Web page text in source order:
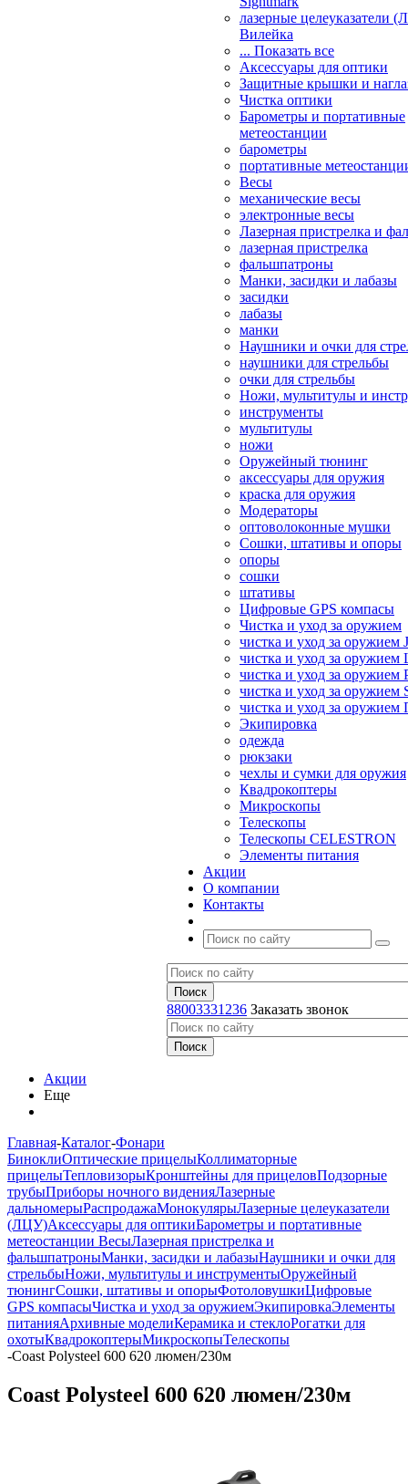
лазерные целеуказатели
Вилейка
... Показать все
Аксессуары для оптики
Защитные крышки и
Чистка оптики
Барометры и портативные
метеостанции
барометры
портативные
Весы
механические весы
электронные весы
Лазерная пристрелка и
лазерная пристрелка
фальшпатроны
Манки, засидки и лабазы
засидки
лабазы
манки
Наушники и очки для
наушники для стрельбы
очки для стрельбы
Ножи, мультитулы и
инструменты
мультитулы
ножи
Оружейный тюнинг
аксессуары для оружия
краска для оружия
Модераторы
оптоволоконные мушки
Сошки, штативы и опоры
опоры
сошки
штативы
Цифровые GPS компасы
Чистка и уход за оружием
чистка и уход за оружием
чистка и уход за оружием
чистка и уход за оружием
чистка и уход за оружием
чистка и уход за
Экипировка
одежда
рюкзаки
чехлы и сумки для оружия
Квадрокоптеры
Микроскопы
Телескопы
Телескопы CELESTRON
Элементы питания
Акции
О компании
Контакты
88003331236 Заказать звонок
Акции
Еще
Главная-Каталог-Фонари
БиноклиОптические прицелыКоллиматорные
прицелыТепловизорыКронштейны для прицеловПодзорные
трубыПриборы ночного виденияЛазерные
дальномерыРаспродажаМонокулярыЛазерные целеуказатели
(ЛЦУ)Аксессуары для оптикиБарометры и портативные
метеостанции ВесыЛазерная пристрелка и
фальшпатроныМанки, засидки и лабазыНаушники и очки для
стрельбыНожи, мультитулы и инструментыОружейный
тюнингСошки, штативы и опорыФотоловушкиЦифровые
GPS компасыЧистка и уход за оружиемЭкипировкаЭлементы
питанияАрхивные моделиКерамика и стеклоРогатки для
охотыКвадрокоптерыМикроскопыТелескопы
-Coast Polysteel 600 620 люмен/230м
Coast Polysteel 600 620 люмен/230м